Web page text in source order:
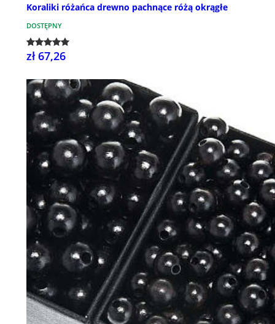
Koraliki różańca drewno pachnące różą okrągłe
DOSTĘPNY
zł 67,26